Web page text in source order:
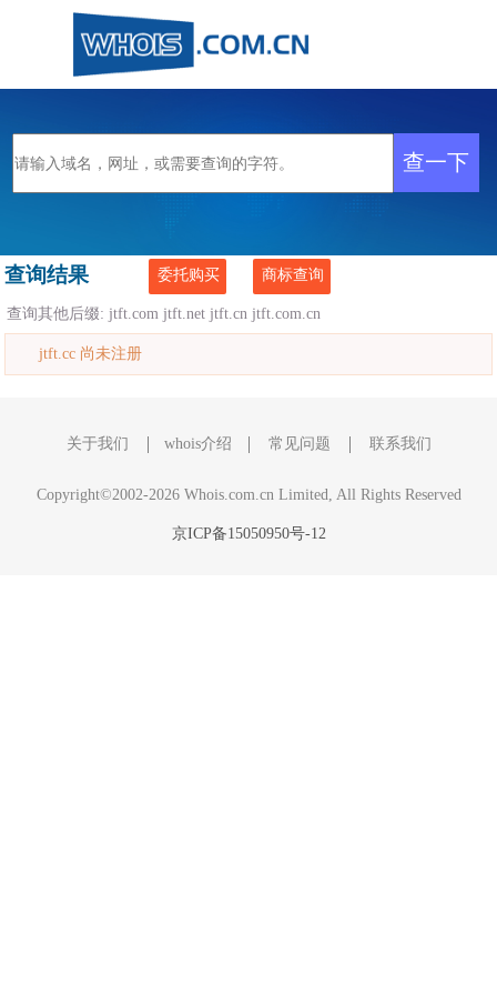
查询结果 委托购买 商标查询
查询其他后缀: jtft.com jtft.net jtft.cn jtft.com.cn
jtft.cc 尚未注册
关于我们 whois介绍 常见问题 联系我们
Copyright©2002-2026 Whois.com.cn Limited, All Rights Reserved
京ICP备15050950号-12